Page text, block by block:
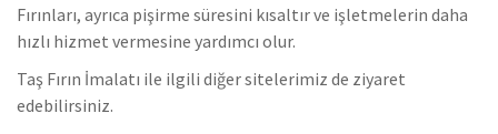
Fırınları, ayrıca pişirme süresini kısaltır ve işletmelerin daha
hızlı hizmet vermesine yardımcı olur.
Taş Fırın İmalatı ile ilgili diğer sitelerimiz de ziyaret
edebilirsiniz.